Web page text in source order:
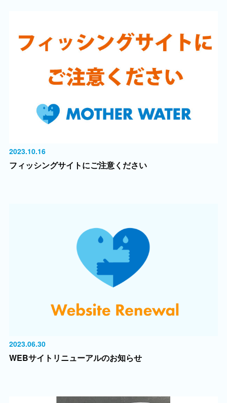
2023.10.16
フィッシングサイトにご注意ください
2023.06.30
WEBサイトリニューアルのお知らせ